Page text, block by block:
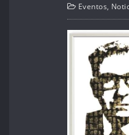
Eventos,